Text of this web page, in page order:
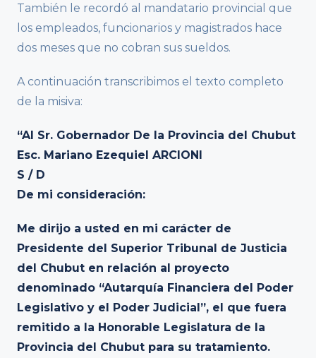
También le recordó al mandatario provincial que
los empleados, funcionarios y magistrados hace
dos meses que no cobran sus sueldos.
A continuación transcribimos el texto completo
de la misiva:
“Al Sr. Gobernador De la Provincia del Chubut
Esc. Mariano Ezequiel ARCIONI
S / D
De mi consideración:
Me dirijo a usted en mi carácter de
Presidente del Superior Tribunal de Justicia
del Chubut en relación al proyecto
denominado “Autarquía Financiera del Poder
Legislativo y el Poder Judicial”, el que fuera
remitido a la Honorable Legislatura de la
Provincia del Chubut para su tratamiento.